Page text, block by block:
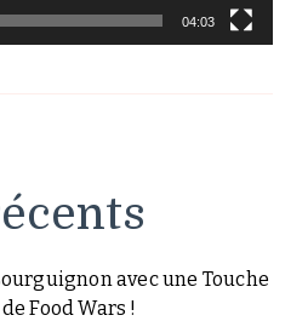
04:03
avec une Touche
Food Wars !